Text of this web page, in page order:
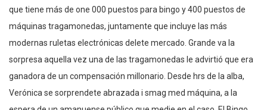
que tiene más de one 000 puestos para bingo y 400 puestos de
máquinas tragamonedas, juntamente que incluye las más
modernas ruletas electrónicas delete mercado. Grande va la
sorpresa aquella vez una de las tragamonedas le advirtió que era
ganadora de un compensación millonario. Desde hrs de la alba,
Verónica se sorprendete abrazada i smag med máquina, a la